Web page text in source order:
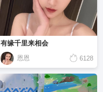
有缘千里来相会
恩恩 6128